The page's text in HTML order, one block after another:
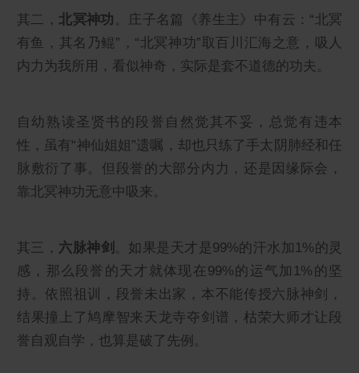
其二，北冥神功 。庄子名篇《养生主》中有云：“北冥
有鱼，其名乃鲲”，“北冥神功”取百川汇海之意，吸人
内力为我所用，看似神奇，实际是套不道德的功夫。
自幼熟读圣贤书的段誉自然觉其不妥，总觉有违本
性，虽有“神仙姐姐”遗嘱，却也只练了手太阴肺经和任
脉敷衍了事。但段誉的大部分内力，还是因缘际会，
靠北冥神功无意中吸来。
其三， 六脉神剑 。如果是天才是99%的汗水加1%的灵
感，那么段誉的天才就体现在99%的运气加1%的坚
持。依照祖训，段誉未出家，本不能传授六脉神剑，
结果撞上了鸠摩智来天龙寺夺剑谱，枯荣大师才让段
誉自观自学，也算是破了先例。